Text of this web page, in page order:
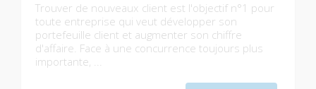
Trouver de nouveaux client est l'objectif n°1 pour
toute entreprise qui veut développer son
portefeuille client et augmenter son chiffre
d'affaire. Face à une concurrence toujours plus
importante, ...